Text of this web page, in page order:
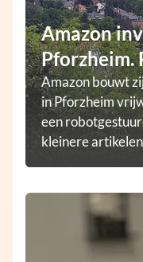
Amazon
Pforzheim.
Amazon bouwt
in Pforzheim
een
kleinere